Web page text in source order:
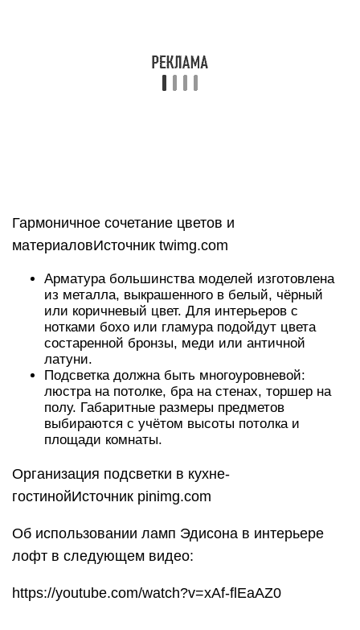
https://youtube.com/watch?v=xAf-flEaAZ0
освещение. Оно характеризуется
многоуровневостью, выбором определённых
стекла), отсутствием декора. Основой световой
схемы служит люстра, потолочные и настенные
светильники; их дополняют бра, торшеры,
настольные лампы.
В своём развитии лофт разделился на три
течения, поэтому и осветительные приборы
выбирают с учётом того, как будет оформлена
с примесью бохо или гламура